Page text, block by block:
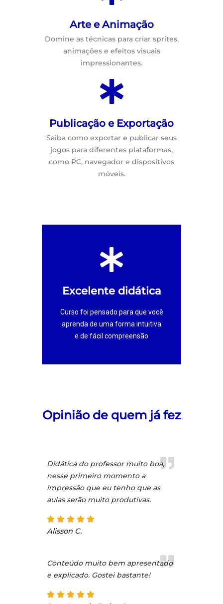
Arte e Animação
Domine as técnicas para criar sprites,
animações e efeitos visuais
impressionantes.
Publicação e Exportação
Saiba como exportar e publicar seus
jogos para diferentes plataformas,
como PC, navegador e dispositivos
móveis.
Excelente didática
Curso foi pensado para que você
aprenda de uma forma intuitiva
e de fácil compreensão
Excelente para o
seu currículo
no mercado de trabalho
Compre agora
Opinião de quem já fez
Didática do professor muito boa,
nesse primeiro momento a
impressão que eu tenho que as
aulas serão muito produtivas.
Alisson C.
Conteúdo muito bem apresentado
e explicado. Gostei bastante!